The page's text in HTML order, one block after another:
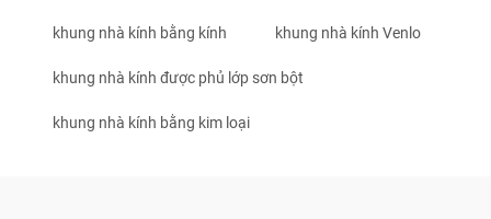
khung nhà kính bằng kính khung nhà kính Venlo
khung nhà kính được phủ lớp sơn bột
khung nhà kính bằng kim loại